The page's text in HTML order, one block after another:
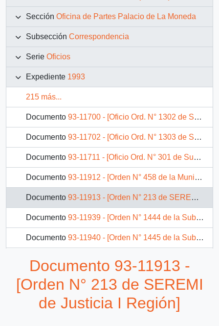
Sección Oficina de Partes Palacio de La Moneda
Subsección Correspondencia
Serie Oficios
Expediente 1993
215 más...
Documento 93-11700 - [Oficio Ord. N° 1302 de Subsecretario de Transportes (s), informa]
Documento 93-11702 - [Oficio Ord. N° 1303 de Subsecretario de Transportes (s), informa]
Documento 93-11711 - [Oficio Ord. N° 301 de Subsecretario de Minería (s), responde en relación a presentación de Senador]
Documento 93-11912 - [Orden N° 458 de la Municipalidad de Yumbel]
Documento 93-11913 - [Orden N° 213 de SEREMI de Justicia I Región]
Documento 93-11939 - [Orden N° 1444 de la Subsecretaría de Desarrollo Regional y Administrativo]
Documento 93-11940 - [Orden N° 1445 de la Subsecretaría de Desarrollo Regional y Administrativo]
Documento 93-11944 - [Orden N° 598 del SERVIU de la IV Región]
3067 más...
Documento 93-11913 -
[Orden N° 213 de SEREMI
de Justicia I Región]